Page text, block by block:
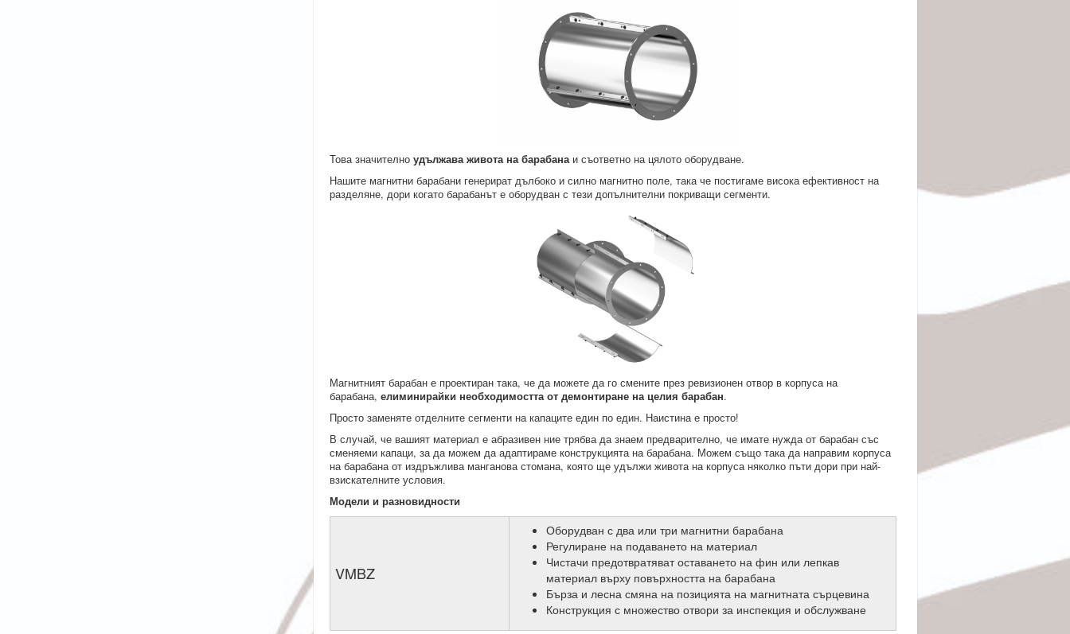
Това значително удължава живота на барабанаи съответно на цялото оборудване.
Нашите магнитни барабани генерират дълбоко и силно магнитно поле, така че постигаме висока ефективност на
разделяне, дори когато барабанът е оборудван с тези допълнителни покриващи сегменти.
Магнитният барабан е проектиран така, че да можете да го смените през ревизионен отвор в корпуса на
барабана, елиминирайки необходимостта от демонтиране на целия барабан.
Просто заменяте отделните сегменти на капаците един по един. Наистина е просто!
В случай, че вашият материал е абразивен ние трябва да знаем предварително, че имате нужда от барабан със
сменяеми капаци, за да можем да адаптираме конструкцията на барабана. Можем също така да направим корпуса
на барабана от издръжлива манганова стомана, която ще удължи живота на корпуса няколко пъти дори при най-
взискателните условия.
Модели и разновидности
VMBZ
Оборудван с два или три магнитни барабана
Регулиране на подаването на материал
Чистачи предотвратяват оставането на фин или лепкав
материал върху повърхността на барабана
Бърза и лесна смяна на позицията на магнитната сърцевина
Конструкция с множество отвори за инспекция и обслужване